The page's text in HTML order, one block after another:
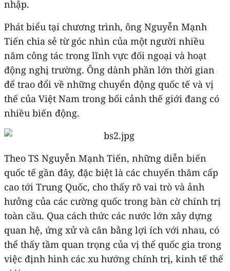
nhập.
Phát biểu tại chương trình, ông Nguyễn Mạnh
Tiến chia sẻ từ góc nhìn của một người nhiều
năm công tác trong lĩnh vực đối ngoại và hoạt
động nghị trường. Ông dành phần lớn thời gian
để trao đổi về những chuyển động quốc tế và vị
thế của Việt Nam trong bối cảnh thế giới đang có
nhiều biến động.
Theo TS Nguyễn Mạnh Tiến, những diễn biến
quốc tế gần đây, đặc biệt là các chuyến thăm cấp
cao tới Trung Quốc, cho thấy rõ vai trò và ảnh
hưởng của các cường quốc trong bàn cờ chính trị
toàn cầu. Qua cách thức các nước lớn xây dựng
quan hệ, ứng xử và cân bằng lợi ích với nhau, có
thể thấy tầm quan trọng của vị thế quốc gia trong
việc định hình các xu hướng chính trị, kinh tế thế